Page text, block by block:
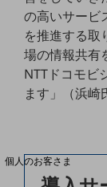
Web明細(ビリング
個人のお客さま
NTTドコモ
の高いサービ
を推進する取
場の情報共有
NTTドコモビ
ます」（浜崎